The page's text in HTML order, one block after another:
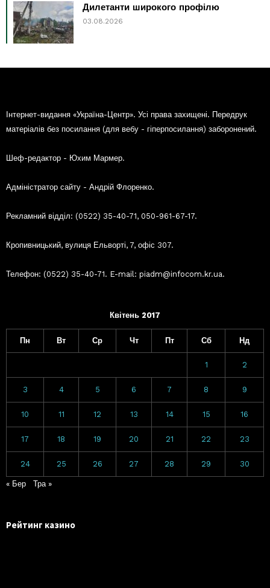
Дилетанти широкого профілю
03.08.2026
Інтернет-видання «Україна-Центр». Усі права захищені. Передрук
матеріалів без посилання (для вебу - гіперпосилання) заборонений.
Шеф-редактор - Юхим Мармер.
Адміністратор сайту - Андрій Флоренко.
Рекламний відділ: (0522) 35-40-71, 050-961-67-17.
Кропивницький, вулиця Ельворті, 7, офіс 307.
Телефон: (0522) 35-40-71. E-mail: piadm@infocom.kr.ua.
Квітень 2017
Пн Вт Ср Чт Пт Сб Нд
1 2
3 4 5 6 7 8 9
10 11 12 13 14 15 16
17 18 19 20 21 22 23
24 25 26 27 28 29 30
« Бер Тра »
Рейтинг казино